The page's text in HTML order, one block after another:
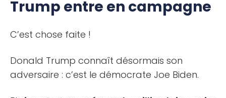
Trump entre en campagne
C’est chose faite !
Donald Trump connaît désormais son
adversaire : c’est le démocrate Joe Biden.